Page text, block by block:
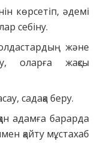
көрсетіп, әдемі
себіну.
және
оларға жақсы
садақа беру.
адамға барарда
қайту мұстахаб